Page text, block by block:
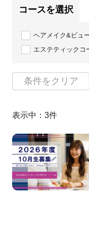
コースを選択
ヘアメイク&ビュ
エステティックコ
条件をクリア
表示中： 3件